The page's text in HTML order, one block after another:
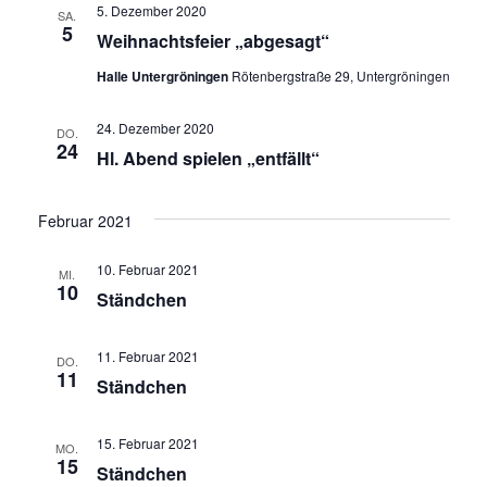
SA.
5 Weihnachtsfeier „abgesagt“
5. Dezember 2020
Halle Untergröningen Rötenbergstraße 29, Untergröningen
DO.
24 Hl. Abend spielen „entfällt“
24. Dezember 2020
Februar 2021
MI.
10 Ständchen
10. Februar 2021
DO.
11 Ständchen
11. Februar 2021
MO.
15 Ständchen
15. Februar 2021